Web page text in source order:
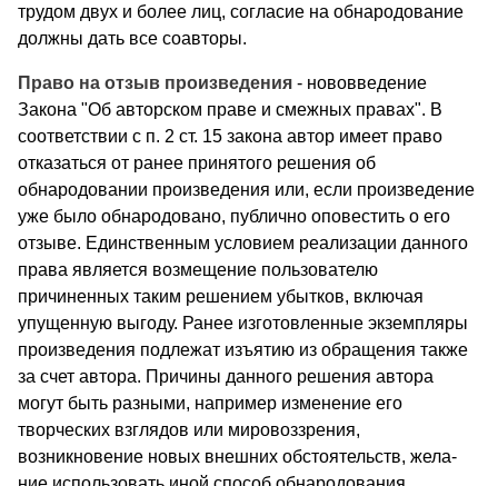
трудом двух и более лиц, согласие на обнародование
должны дать все соавторы.
Право на отзыв произведения - нововведение
Закона "Об ав­торском праве и смежных правах". В
соответствии с п. 2 ст. 15 закона автор имеет право
отказаться от ранее принятого реше­ния об
обнародовании произведения или, если произведение
уже было обнародовано, публично оповестить о его
отзыве. Единственным условием реализации данного
права является возмещение пользователю
причиненных таким решением убыт­ков, включая
упущенную выгоду. Ранее изготовленные экземп­ляры
произведения подлежат изъятию из обращения также
за счет автора. Причины данного решения автора
могут быть раз­ными, например изменение его
творческих взглядов или миро­воззрения,
возникновение новых внешних обстоятельств, жела­